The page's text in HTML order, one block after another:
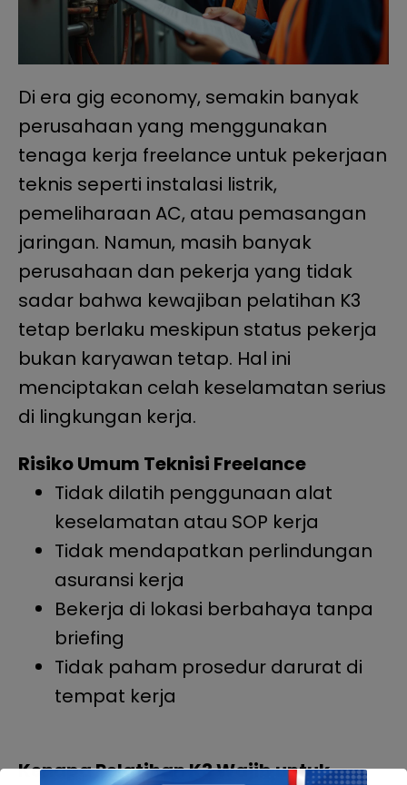
Di era gig economy, semakin banyak
perusahaan yang menggunakan
tenaga kerja freelance untuk pekerjaan
teknis seperti instalasi listrik,
pemeliharaan AC, atau pemasangan
jaringan. Namun, masih banyak
perusahaan dan pekerja yang tidak
sadar bahwa kewajiban pelatihan K3
tetap berlaku meskipun status pekerja
bukan karyawan tetap. Hal ini
menciptakan celah keselamatan serius
di lingkungan kerja.
Risiko Umum Teknisi Freelance
Tidak dilatih penggunaan alat
keselamatan atau SOP kerja
Tidak mendapatkan perlindungan
asuransi kerja
Bekerja di lokasi berbahaya tanpa
briefing
Tidak paham prosedur darurat di
tempat kerja
Kenapa Pelatihan K3 Wajib untuk